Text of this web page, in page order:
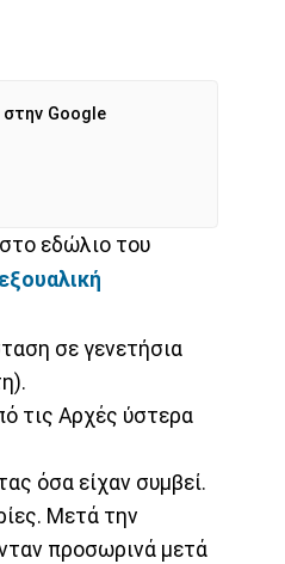
Google
εδώλιο του
σε γενετήσια
τις Αρχές ύστερα
όσα είχαν συμβεί.
Μετά την
προσωρινά μετά